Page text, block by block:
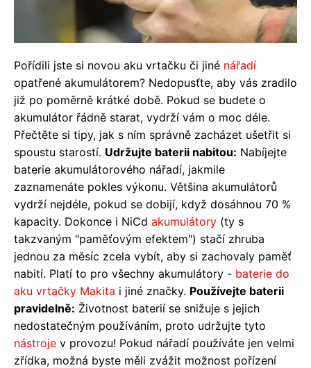
Pořídili jste si novou aku vrtačku či jiné nářadí
opatřené akumulátorem? Nedopusťte, aby vás zradilo
již po poměrně krátké době. Pokud se budete o
akumulátor řádně starat, vydrží vám o moc déle.
Přečtěte si tipy, jak s ním správně zacházet ušetřit si
spoustu starostí. Udržujte baterii nabitou: Nabíjejte
baterie akumulátorového nářadí, jakmile
zaznamenáte pokles výkonu. Většina akumulátorů
vydrží nejdéle, pokud se dobijí, když dosáhnou 70 %
kapacity. Dokonce i NiCd akumulátory (ty s
takzvaným "paměťovým efektem") stačí zhruba
jednou za měsíc zcela vybít, aby si zachovaly paměť
nabití. Platí to pro všechny akumulátory - baterie do
aku vrtačky Makita i jiné značky. Používejte baterii
pravidelně: Životnost baterií se snižuje s jejich
nedostatečným používáním, proto udržujte tyto
nástroje v provozu! Pokud nářadí používáte jen velmi
zřídka, možná byste měli zvážit možnost pořízení